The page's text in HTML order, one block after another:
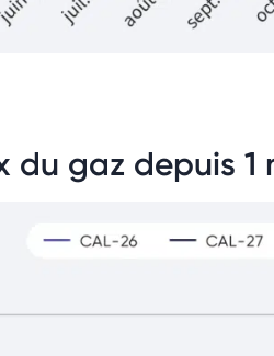
du gaz depuis 1